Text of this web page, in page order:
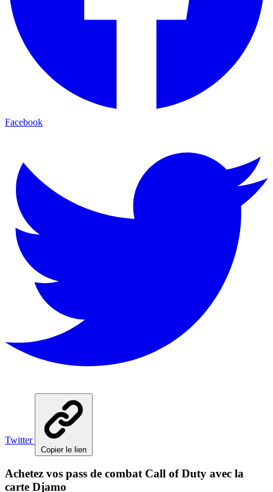
Facebook
Twitter
Copier le lien
Achetez vos pass de combat Call of Duty avec la
carte Djamo